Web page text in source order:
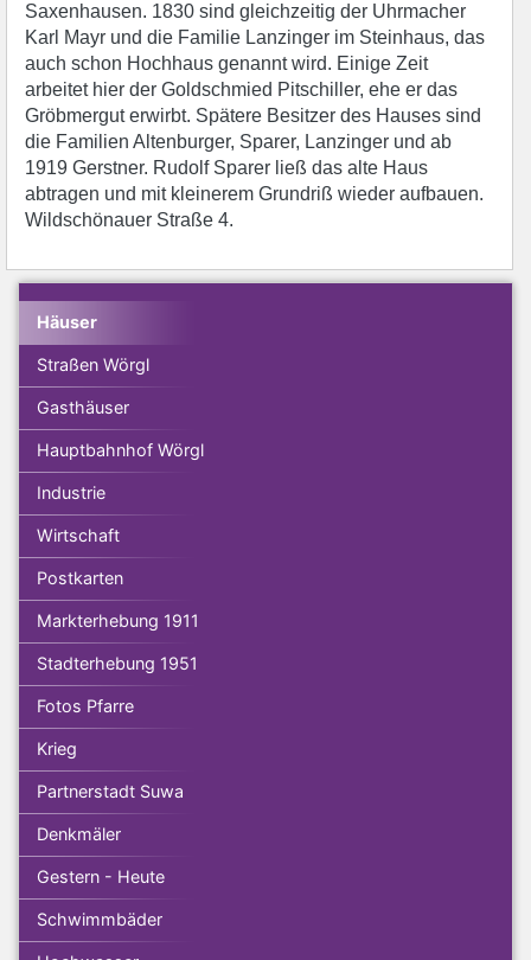
Saxenhausen. 1830 sind gleichzeitig der Uhrmacher
Karl Mayr und die Familie Lanzinger im Steinhaus, das
auch schon Hochhaus genannt wird. Einige Zeit
arbeitet hier der Goldschmied Pitschiller, ehe er das
Gröbmergut erwirbt. Spätere Besitzer des Hauses sind
die Familien Altenburger, Sparer, Lanzinger und ab
1919 Gerstner. Rudolf Sparer ließ das alte Haus
abtragen und mit kleinerem Grundriß wieder aufbauen.
Wildschönauer Straße 4.
Häuser
Straßen Wörgl
Gasthäuser
Hauptbahnhof Wörgl
Industrie
Wirtschaft
Postkarten
Markterhebung 1911
Stadterhebung 1951
Fotos Pfarre
Krieg
Partnerstadt Suwa
Denkmäler
Gestern - Heute
Schwimmbäder